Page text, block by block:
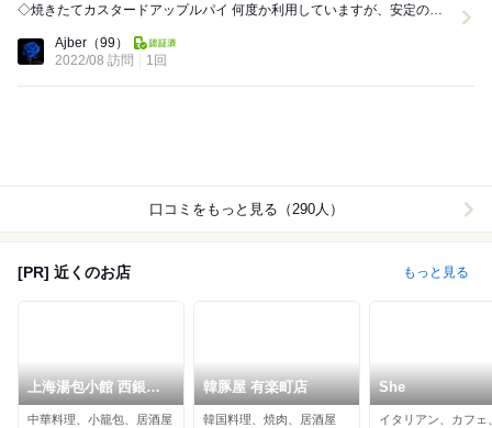
◇焼きたてカスタードアップルパイ 何度か利用していますが、安定の美
Ajber （99）
2022/08 訪問
1回
口コミをもっと見る（290人）
[PR] 近くのお店 もっと見る
上海湯包小館 西銀座
店
中華料理、小籠包、居酒屋
韓豚屋 有楽町店
韓国料理、焼肉、居酒屋
She